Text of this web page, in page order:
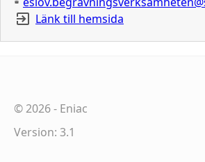
Länk till hemsida
©2026- Eniac
Version: 3.1